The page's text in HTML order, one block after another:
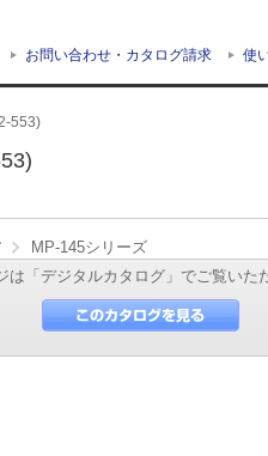
お問い合わせ・カタログ請求 使
553)
MP-145シリーズ
は「デジタルカタログ」でご覧いた